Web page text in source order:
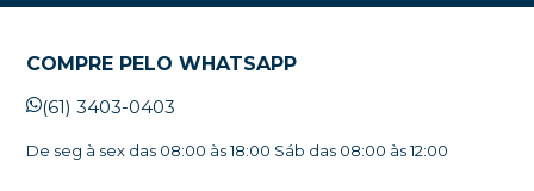
COMPRE PELO WHATSAPP
(61) 3403-0403
De seg à sex das 08:00 às 18:00 Sáb das 08:00 às 12:00